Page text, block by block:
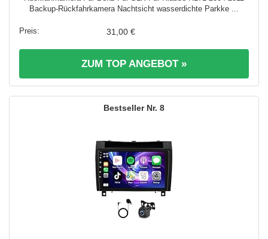
Backup-Rückfahrkamera Nachtsicht wasserdichte Parkke ...
31,00 €
ZUM TOP ANGEBOT »
8